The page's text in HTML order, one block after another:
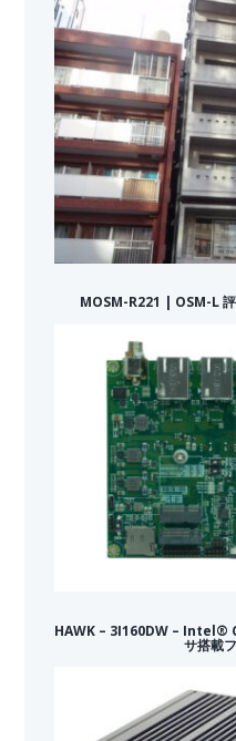
MOSM-R221 | OSM-L
HAWK – 3I160DW –
サ搭載